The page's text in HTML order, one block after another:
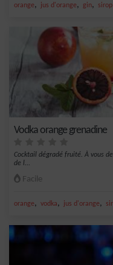
orange, jus d'orange, gin,
Vodka orange grenadine
Cocktail dégradé fruité. À vous
de l...
Facile
orange, vodka, jus d'orange,